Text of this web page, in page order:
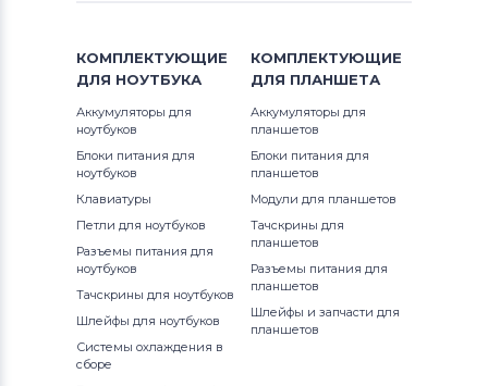
КОМПЛЕКТУЮЩИЕ
ДЛЯ НОУТБУКА
Аккумуляторы для
ноутбуков
Блоки питания для
ноутбуков
Клавиатуры
Петли для ноутбуков
Разъемы питания для
ноутбуков
Тачскрины для ноутбуков
Шлейфы для ноутбуков
Системы охлаждения в
сборе
КОМПЛЕКТУЮЩИЕ
ДЛЯ ПЛАНШЕТА
Аккумуляторы для
планшетов
Блоки питания для
планшетов
Модули для планшетов
Тачскрины для
планшетов
Разъемы питания для
планшетов
Шлейфы и запчасти для
планшетов